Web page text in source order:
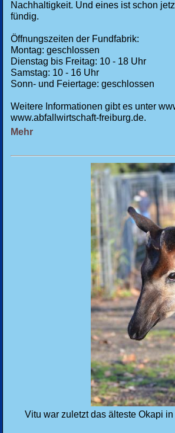
Nachhaltigkeit. Und eines ist schon
fündig.
Öffnungszeiten der Fundfabrik:
Montag: geschlossen
Dienstag bis Freitag: 10 - 18 Uhr
Samstag: 10 - 16 Uhr
Sonn- und Feiertage: geschlossen
Weitere Informationen gibt es unter
www.abfallwirtschaft-freiburg.de.
Mehr
Vitu war zuletzt das älteste Okapi